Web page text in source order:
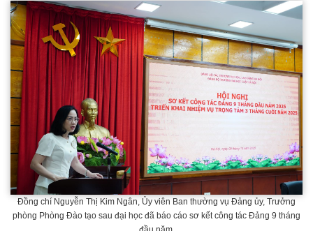
Đồng chí Nguyễn Thị Kim Ngân, Ủy viên Ban thường vụ Đảng ủy, Trưởng
phòng Phòng Đào tạo sau đại học đã báo cáo sơ kết công tác Đảng 9 tháng